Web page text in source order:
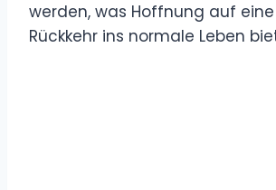
werden, was Hoffnung auf
Rückkehr ins normale Leben